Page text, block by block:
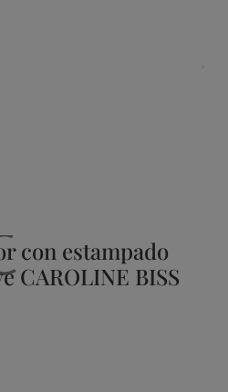
con estampado
CAROLINE BISS